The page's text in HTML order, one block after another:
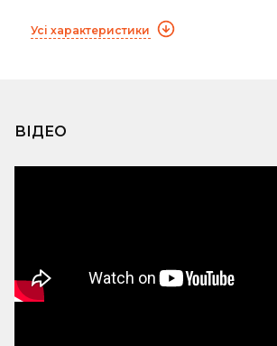
Усі характеристики
ВІДЕО